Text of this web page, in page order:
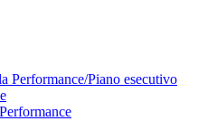
Performance/Piano esecutivo